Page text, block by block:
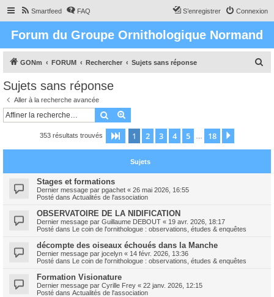
Smartfeed FAQ Connexion
S’enregistrer
Forum du Groupe Ornithologique Normand
GONm FORUM Rechercher Sujets sans réponse
c
Sujets sans réponse
Aller à la recherche avancée
Rechercher
353 résultats trouvés Page 1sur18
1 2 3 4 5 18
Sujets
Stages et formations
Dernier message par pgachet « 26 mai 2026, 16:55
Posté dans Actualités de l'association
OBSERVATOIRE DE LA NIDIFICATION
Dernier message par Guillaume DEBOUT « 19 avr. 2026, 18:17
Posté dans Le coin de l'ornithologue : observations, études & enquêtes
décompte des oiseaux échoués dans la Manche
Dernier message par jocelyn « 14 févr. 2026, 13:36
Posté dans Le coin de l'ornithologue : observations, études & enquêtes
Formation Visionature
Dernier message par Cyrille Frey « 22 janv. 2026, 12:15
Posté dans Actualités de l'association